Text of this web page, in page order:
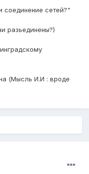
соединение сетей?"
разьединены?)
(Мысль И.И : вроде